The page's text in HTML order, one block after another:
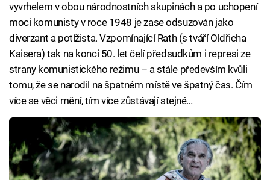
vyvrhelem v obou národnostních skupinách a po uchopení
moci komunisty v roce 1948 je zase odsuzován jako
diverzant a potížista. Vzpomínající Rath (s tváří Oldřicha
Kaisera) tak na konci 50. let čelí předsudkům i represi ze
strany komunistického režimu – a stále především kvůli
tomu, že se narodil na špatném místě ve špatný čas. Čím
více se věci mění, tím více zůstávají stejné…